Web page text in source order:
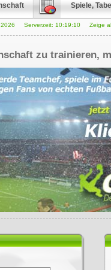
Spiele,
Serverzeit: 10:19:11 Zeige
zu trainieren,